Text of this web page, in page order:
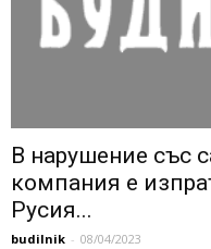
В нарушение със
компания е
Русия...
budilnik - 08/04/2023